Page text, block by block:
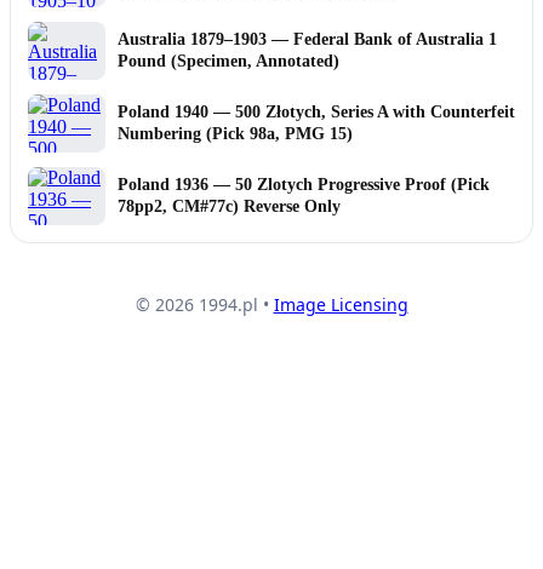
Australia 1879–1903 — Federal Bank of Australia 1
Pound (Specimen, Annotated)
Poland 1940 — 500 Złotych, Series A with Counterfeit
Numbering (Pick 98a, PMG 15)
Poland 1936 — 50 Zlotych Progressive Proof (Pick
78pp2, CM#77c) Reverse Only
© 2026 1994.pl • Image Licensing